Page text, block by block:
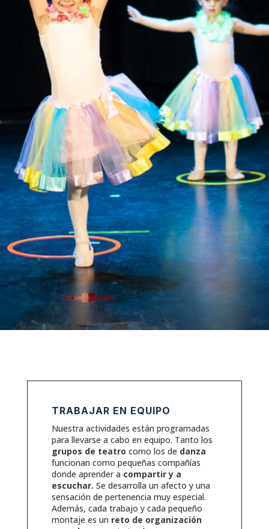
TRABAJAR EN EQUIPO
Nuestra actividades están programadas
para llevarse a cabo en equipo. Tanto los
grupos de teatro como los de danza
funcionan como pequeñas compañías
donde aprender a compartir y a
escuchar. Se desarrolla un afecto y una
sensación de pertenencia muy especial.
Además, cada trabajo y cada pequeño
montaje es un reto de organización